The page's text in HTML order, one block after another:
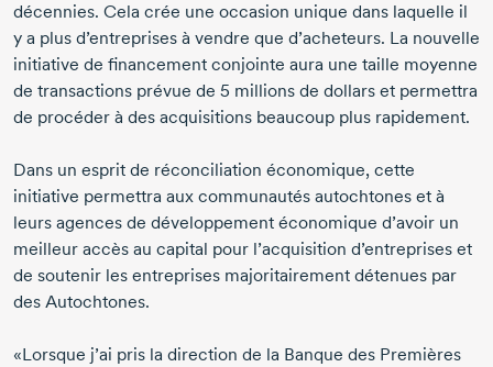
décennies. Cela crée une occasion unique dans laquelle il
y a plus d’entreprises à vendre que d’acheteurs. La nouvelle
initiative de financement conjointe aura une taille moyenne
de transactions prévue de 5 millions de dollars et permettra
de procéder à des acquisitions beaucoup plus rapidement.
Dans un esprit de réconciliation économique, cette
initiative permettra aux communautés autochtones et à
leurs agences de développement économique d’avoir un
meilleur accès au capital pour l’acquisition d’entreprises et
de soutenir les entreprises majoritairement détenues par
des Autochtones.
«Lorsque j’ai pris la direction de la Banque des Premières